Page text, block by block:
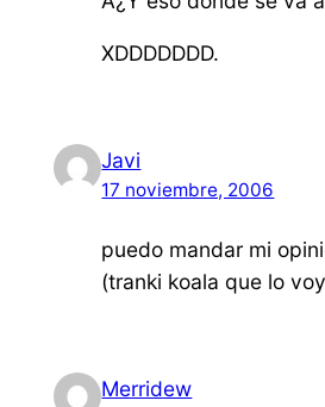
XDDDDDDD.
Javi
17 noviembre, 2006
puedo mandar mi
(tranki koala que lo
Merridew